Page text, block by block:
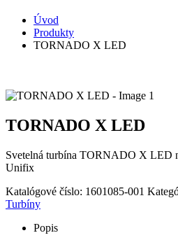
Úvod
Produkty
TORNADO X LED
TORNADO X LED
Svetelná turbína TORNADO X LED
Unifix
Katalógové číslo: 1601085-001
Turbíny
Popis